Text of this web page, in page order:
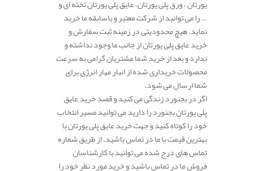
یورتان ، ورق پلی یورتان، عایق پلی یورتان تخته ای و
… را می توانید از شرکت معتبر و باسابقه ما خرید
نماید. هیچ محدودیتی در زمینه ثبت سفارش و
خرید عایق پلی یورتان از جانب ما وجود نداشته و
ندارد و بعد از خرید شما مشتریان گرامی به سرعت
محصولات خریداری شده از انبار مهار انرژی برای
شما ارسال می شود.
اگر در بجنورد زندگی می کنید و قصد خرید عایق
پلی یورتان بجنورد را دارید می توانید مسیر انتخاب
خود را کوتاه کنید و جهت خرید عایق پلی یورتان با
بهترین قیمت با ما در تماس باشید. از طریق شماره
تماس های درج شده می توانید با کارشناسان
فروش ما در تماس باشید و خرید مورد نظر خود را